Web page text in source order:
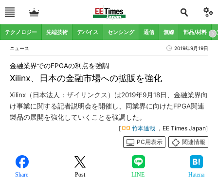
テクノロジー 先端技術 デバイス センシング 通信 無線 部品/材料
ニュース 2019年9月19日
Xilinx、日本の金融市場への拡販を強化
金融業界でのFPGAの利点を強調
Xilinx（日本法人：ザイリンクス）は2019年9月18日、金融業界向
け事業に関する記者説明会を開催し、同業界に向けたFPGA関連
製品の展開を強化していくことを強調した。
[ 竹本達哉 ，EE Times Japan]
PC用表示
関連情報
Share Post LINE Hatena